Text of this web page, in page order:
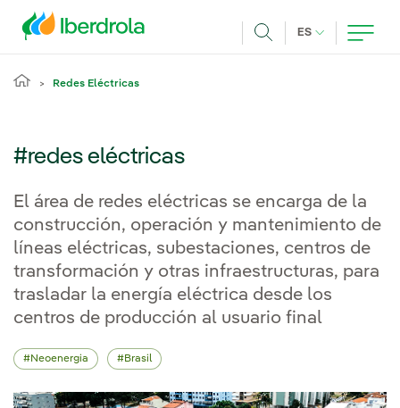
ES IDIOMA
Redes Eléctricas
#redes eléctricas
El área de redes eléctricas se encarga de la
construcción, operación y mantenimiento de
líneas eléctricas, subestaciones, centros de
transformación y otras infraestructuras, para
trasladar la energía eléctrica desde los
centros de producción al usuario final
Neoenergia Brasil